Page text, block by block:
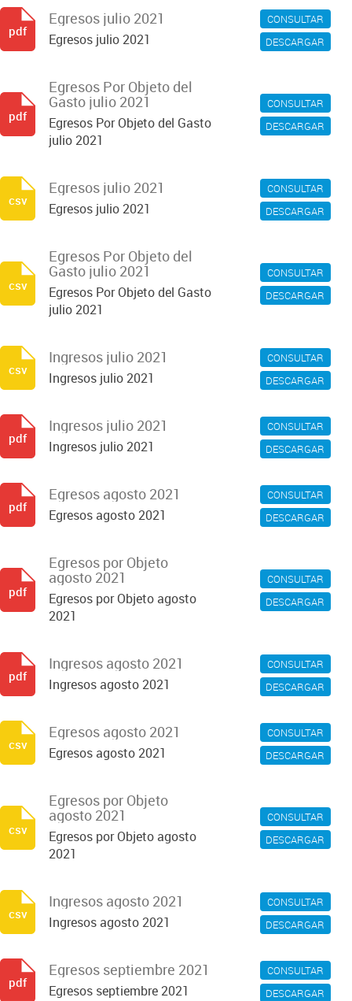
CONSULTAR
DESCARGAR
Egresos julio 2021
Egresos julio 2021
pdf
CONSULTAR
DESCARGAR
Egresos Por Objeto del
Gasto julio 2021
Egresos Por Objeto del Gasto
julio 2021
pdf
CONSULTAR
DESCARGAR
Egresos julio 2021
Egresos julio 2021
csv
CONSULTAR
DESCARGAR
Egresos Por Objeto del
Gasto julio 2021
Egresos Por Objeto del Gasto
julio 2021
csv
CONSULTAR
DESCARGAR
Ingresos julio 2021
Ingresos julio 2021
csv
CONSULTAR
DESCARGAR
Ingresos julio 2021
Ingresos julio 2021
pdf
CONSULTAR
DESCARGAR
Egresos agosto 2021
Egresos agosto 2021
pdf
CONSULTAR
DESCARGAR
Egresos por Objeto
agosto 2021
Egresos por Objeto agosto
2021
pdf
CONSULTAR
DESCARGAR
Ingresos agosto 2021
Ingresos agosto 2021
pdf
CONSULTAR
DESCARGAR
Egresos agosto 2021
Egresos agosto 2021
csv
CONSULTAR
DESCARGAR
Egresos por Objeto
agosto 2021
Egresos por Objeto agosto
2021
csv
CONSULTAR
DESCARGAR
Ingresos agosto 2021
Ingresos agosto 2021
csv
CONSULTAR
DESCARGAR
Egresos septiembre 2021
Egresos septiembre 2021
pdf